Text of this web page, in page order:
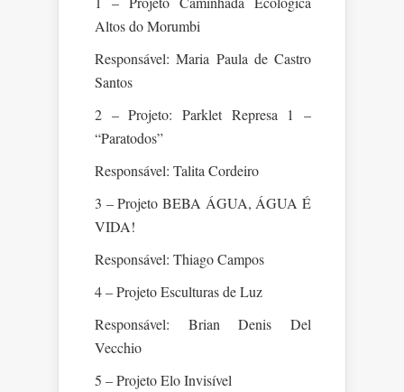
Altos do Morumbi
Responsável: Maria Paula de Castro
Santos
2 – Projeto: Parklet Represa 1 –
“Paratodos”
Responsável: Talita Cordeiro
3 – Projeto BEBA ÁGUA, ÁGUA É
VIDA!
Responsável: Thiago Campos
4 – Projeto Esculturas de Luz
Responsável: Brian Denis Del
Vecchio
5 – Projeto Elo Invisível